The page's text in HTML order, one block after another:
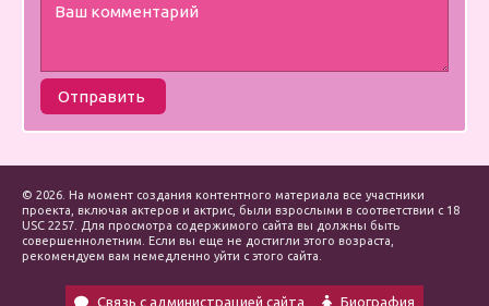
Отправить
© 2026. На момент создания контентного материала все участники
проекта, включая актеров и актрис, были взрослыми в соответствии с 18
USC 2257. Для просмотра содержимого сайта вы должны быть
совершеннолетним. Если вы еще не достигли этого возраста,
рекомендуем вам немедленно уйти с этого сайта.
Связь с администрацией сайта Биография